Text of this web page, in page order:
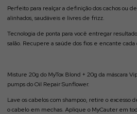
Perfeito para realçar a definição dos cachos ou
alinhados, saudáveis e livres de frizz.
Tecnologia de ponta para você entregar
salão. Recupere a saúde dos fios e encante
Misture 20g do MyTox Blond + 20g da máscara
pumps do Oil Repair Sunflower.
Lave os cabelos com shampoo, retire o excesso
o cabelo em mechas. Aplique o MyCauter em